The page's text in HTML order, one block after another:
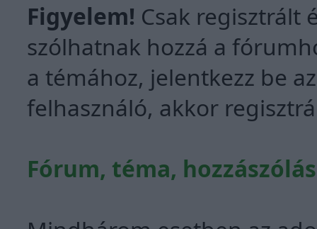
Figyelem! Csak regisztrált
szólhatnak hozzá a
a témához, jelentkezz be
felhasználó, akkor
Fórum, téma,